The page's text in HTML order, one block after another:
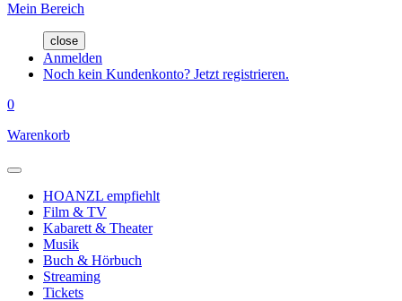
Mein Bereich
close
Anmelden
Noch kein Kundenkonto? Jetzt registrieren.
0
Warenkorb
HOANZL empfiehlt
Film & TV
Kabarett & Theater
Musik
Buch & Hörbuch
Streaming
Tickets